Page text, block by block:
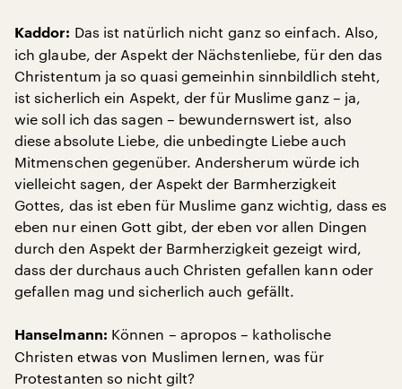
Kaddor: Das ist natürlich nicht ganz so einfach. Also,
ich glaube, der Aspekt der Nächstenliebe, für den das
Christentum ja so quasi gemeinhin sinnbildlich steht,
ist sicherlich ein Aspekt, der für Muslime ganz – ja,
wie soll ich das sagen – bewundernswert ist, also
diese absolute Liebe, die unbedingte Liebe auch
Mitmenschen gegenüber. Andersherum würde ich
vielleicht sagen, der Aspekt der Barmherzigkeit
Gottes, das ist eben für Muslime ganz wichtig, dass es
eben nur einen Gott gibt, der eben vor allen Dingen
durch den Aspekt der Barmherzigkeit gezeigt wird,
dass der durchaus auch Christen gefallen kann oder
gefallen mag und sicherlich auch gefällt.
Hanselmann: Können – apropos – katholische
Christen etwas von Muslimen lernen, was für
Protestanten so nicht gilt?